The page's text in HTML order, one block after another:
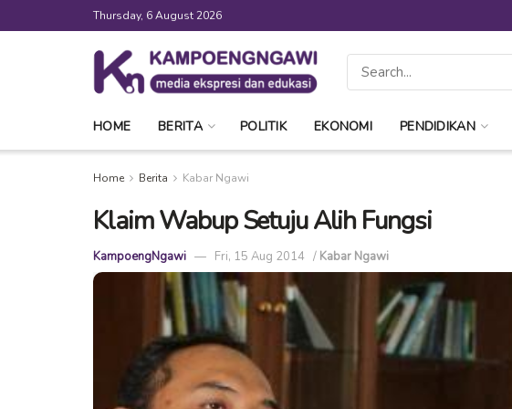
Thursday, 6 August 2026
HOME BERITA POLITIK EKONOMI PENDIDIKAN
Home Berita Kabar Ngawi
Klaim Wabup Setuju Alih Fungsi
KampoengNgawi Fri, 15 Aug 2014 / Kabar Ngawi